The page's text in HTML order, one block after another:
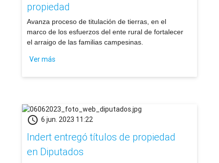
propiedad
Avanza proceso de titulación de tierras, en el
marco de los esfuerzos del ente rural de fortalecer
el arraigo de las familias campesinas.
Ver más
schedule 6 jun. 2023 11:22
Indert entregó títulos de propiedad
en Diputados